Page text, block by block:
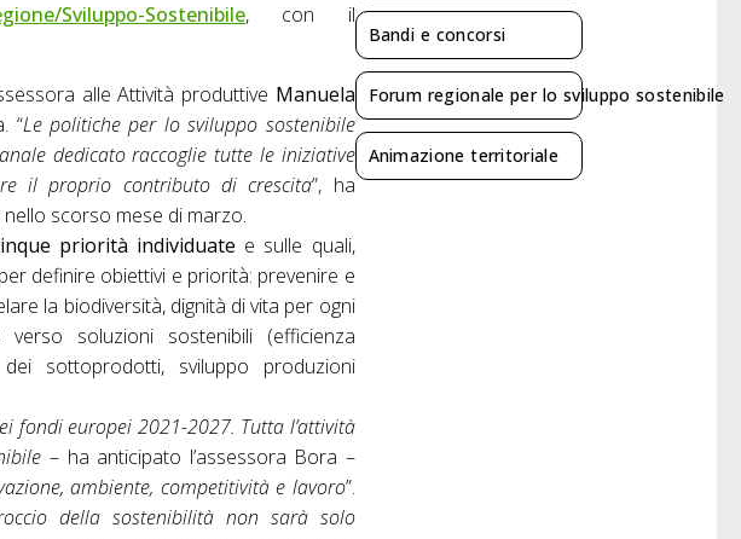
Sviluppo-Sostenibile, con il
alle Attività produttive Manuela
“Le politiche per lo sviluppo sostenibile
dedicato raccoglie tutte le iniziative
il proprio contributo di crescita”, ha
scorso mese di marzo.
priorità individuate e sulle quali,
per definire obiettivi e priorità: prevenire e
la biodiversità, dignità di vita per ogni
soluzioni sostenibili (efficienza
sottoprodotti, sviluppo produzioni
fondi europei 2021-2027. Tutta l’attività
– ha anticipato l’assessora Bora –
ambiente, competitività e lavoro”.
della sostenibilità non sarà solo
Bandi e concorsi
Forum regionale per lo sviluppo sostenibile
Animazione territoriale